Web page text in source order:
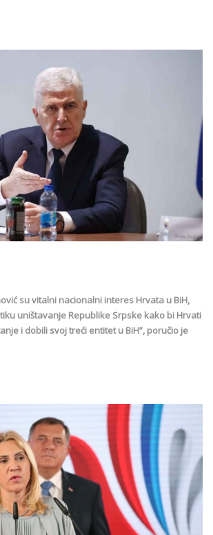
su vitalni nacionalni interes Hrvata u BiH,
uništavanje Republike Srpske kako bi Hrvati
i dobili svoj treći entitet u BiH”, poručio je